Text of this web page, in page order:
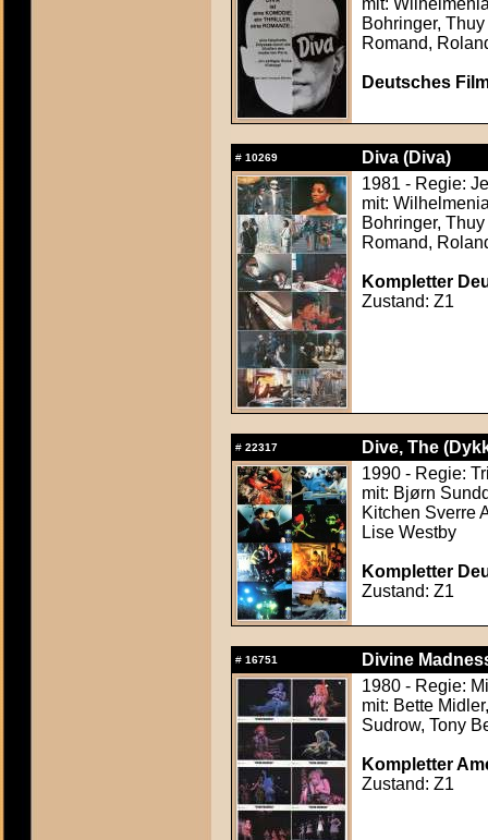
mit:
Bohringer,
Romand,
Deutsches
# 10269
Diva (Diva)
1981 - Regie:
mit:
Bohringer,
Romand,
Kompletter
Zustand: Z1
# 22317
Dive, The
1990 - Regie:
mit: Bjørn
Kitchen Sverre
Lise Westby
Kompletter
Zustand: Z1
# 16751
Divine
1980 - Regie:
mit: Bette
Sudrow, Tony
Kompletter
Zustand: Z1